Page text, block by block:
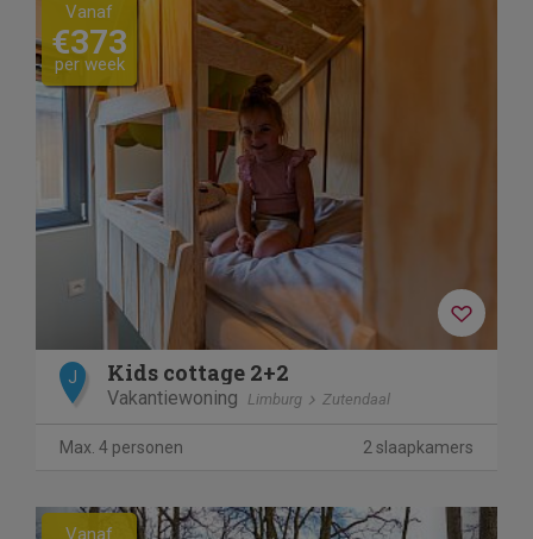
Vanaf
€373
per week
J Kids cottage 2+2
Vakantiewoning Limburg Zutendaal
Max. 4 personen 2 slaapkamers
Previous Next